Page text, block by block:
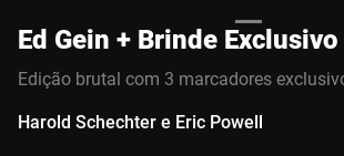
Ed Gein + Brinde Exclusivo
Edição brutal com 3 marcadores
Harold Schechter e Eric Powell